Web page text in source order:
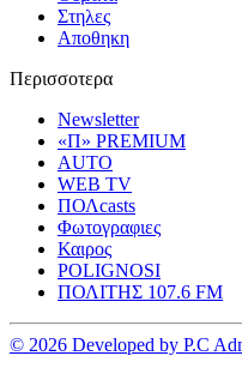
Στηλες
Αποθηκη
Περισσοτερα
Newsletter
«Π» PREMIUM
AUTO
WEB TV
ΠΟΛcasts
Φωτογραφιες
Καιρος
POLIGNOSI
ΠΟΛΙΤΗΣ 107.6 FM
© 2026 Developed by P.C